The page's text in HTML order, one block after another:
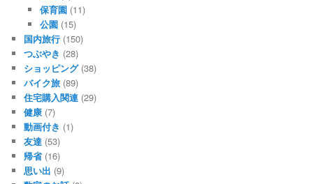
保育園(11)
公園(15)
国内旅行 (150)
つぶやき (28)
ショッピング(38)
バイク旅 (89)
住宅購入関連 (29)
健康 (7)
動画付き (1)
友達 (53)
帰省(16)
思い出 (9)